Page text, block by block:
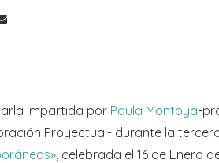
impartida por Paula Montoya-
Proyectual- durante la
, celebrada el 16 de Enero